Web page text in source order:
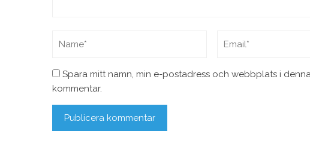
Spara mitt namn, min e-postadress och webbplats i
kommentar.